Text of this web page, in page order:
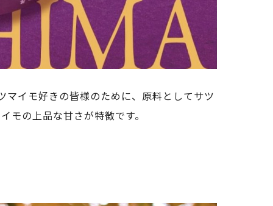
イモ好きの皆様のために、原料としてサツ
モの上品な甘さが特徴です。